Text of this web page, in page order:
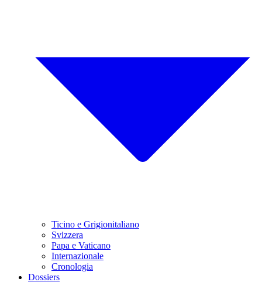
Ticino e Grigionitaliano
Svizzera
Papa e Vaticano
Internazionale
Cronologia
Dossiers